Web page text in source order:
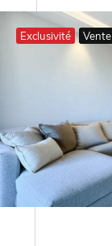
Exclusivité Vente